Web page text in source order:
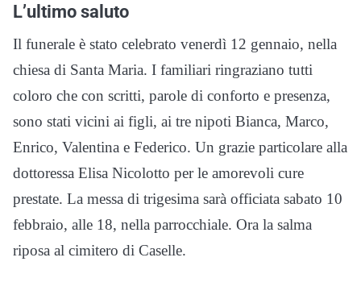
L’ultimo saluto
Il funerale è stato celebrato venerdì 12 gennaio, nella
chiesa di Santa Maria. I familiari ringraziano tutti
coloro che con scritti, parole di conforto e presenza,
sono stati vicini ai figli, ai tre nipoti Bianca, Marco,
Enrico, Valentina e Federico. Un grazie particolare alla
dottoressa Elisa Nicolotto per le amorevoli cure
prestate. La messa di trigesima sarà officiata sabato 10
febbraio, alle 18, nella parrocchiale. Ora la salma
riposa al cimitero di Caselle.